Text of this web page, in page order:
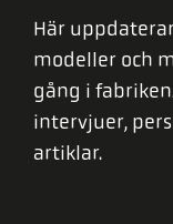
Här
modeller och
gång i
intervjuer,
artiklar.